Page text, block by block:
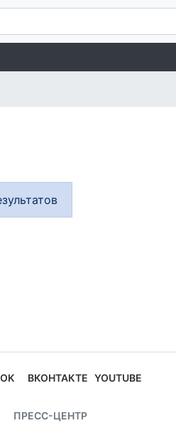
ВКОНТАКТЕ YOUTUBE
ПРЕСС-ЦЕНТР